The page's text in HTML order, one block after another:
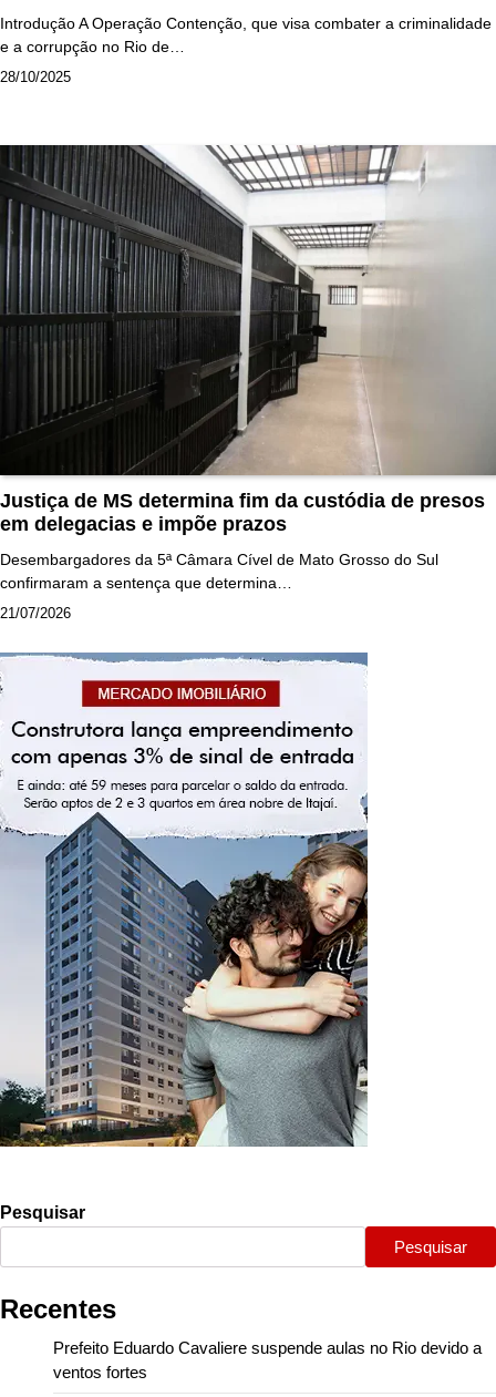
Introdução A Operação Contenção, que visa combater a criminalidade
e a corrupção no Rio de…
28/10/2025
Justiça de MS determina fim da custódia de presos
em delegacias e impõe prazos
Desembargadores da 5ª Câmara Cível de Mato Grosso do Sul
confirmaram a sentença que determina…
21/07/2026
Pesquisar
Pesquisar
Recentes
Prefeito Eduardo Cavaliere suspende aulas no Rio devido a
ventos fortes